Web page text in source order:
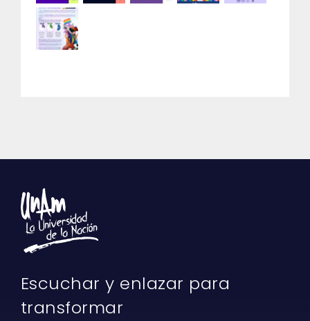
Escuchar y enlazar para
transformar